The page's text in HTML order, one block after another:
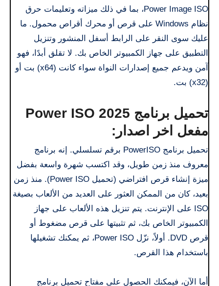
Power Image ISO، بما في ذلك ميزاته وتعليمات حرق
نظام Windows على قرص أو محرك أقراص محمول. ما
عليك سوى النقر على الرابط أسفل المنشور وتنزيل
التطبيق على جهاز الكمبيوتر الخاص بك. لا تقلق أبدًا، فهو
آمن ويدعم جميع إصدارات النواة سواء كانت (x64) بت أو
(x32) بت.
تحميل برنامج Power ISO 2025
مفعل اخر اصدار:
تحميل برنامج PowerISO برقم تسلسلي. إنه برنامج
معروف منذ زمن طويل، وقد اكتسب شهرة واسعة بفضل
ميزة إنشاء قرص افتراضي (تحميل Power ISO). منذ زمن
بعيد، كان من الممكن العثور على العديد من الألعاب بصيغة
ISO على الإنترنت. يتم تنزيل هذه الألعاب على جهاز
الكمبيوتر الخاص بك، ثم تثبيتها على قرص مضغوط أو
قرص DVD. أولاً، نزّل Power ISO، ثم يمكنك تشغيلها
باستخدام هذا القرص.
أما الآن، فيمكنك الحصول على مفتاح تحميل برنامج